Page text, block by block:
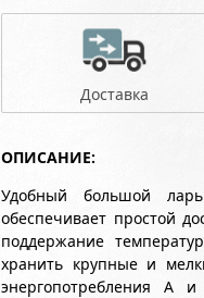
Доставка
ОПИСАНИЕ:
Удобный большой
обеспечивает простой
поддержание
хранить крупные и
энергопотребления А